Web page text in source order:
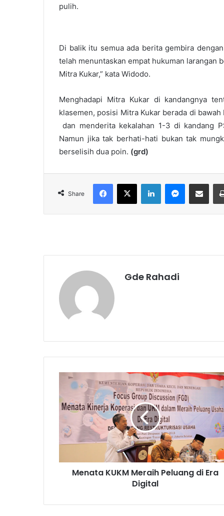
pulih.
Di balik itu semua ada berita gembira
telah menuntaskan empat hukuman larangan
Mitra Kukar,” kata Widodo.
Menghadapi Mitra Kukar di kandangnya
klasemen, posisi Mitra Kukar berada di
dan menderita kekalahan 1-3 di kandang
Namun jika tak berhati-hati bukan tak
berselisih dua poin. (grd)
Share
Gde Rahadi
n
a
a
K
r
Menata KUKM Meraih Peluang di Era
Digital